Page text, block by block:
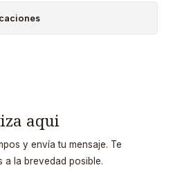
aqui
y envía tu mensaje. Te
a la brevedad posible.